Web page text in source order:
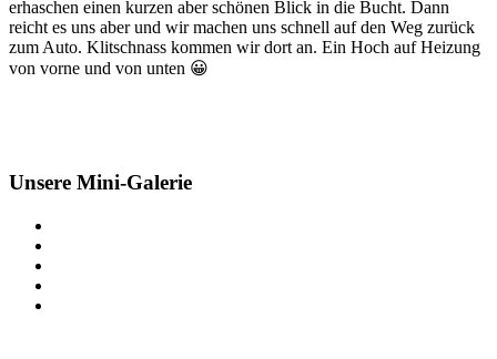
erhaschen einen kurzen aber schönen Blick in die Bucht. Dann
reicht es uns aber und wir machen uns schnell auf den Weg zurück
zum Auto. Klitschnass kommen wir dort an. Ein Hoch auf Heizung
von vorne und von unten 😀
Unsere Mini-Galerie